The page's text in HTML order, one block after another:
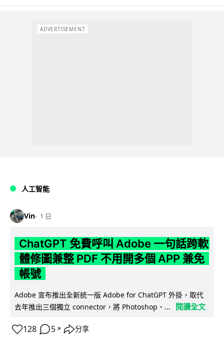
ADVERTISEMENT
人工智能
Vin 1 日
ChatGPT 免費呼叫 Adobe 一句話跨軟
體修圖兼整 PDF 不用開多個 APP 兼免
帳號
Adobe 宣布推出全新統一版 Adobe for ChatGPT 外掛，取代
去年推出三個獨立 connector，將 Photoshop、...
閱讀全文
128 5 ↗ 分享